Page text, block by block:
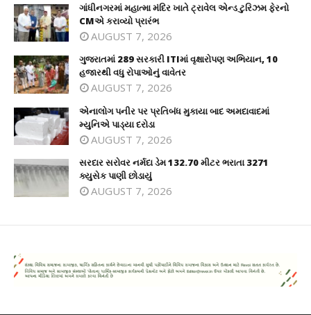
ગાંધીનગરમાં મહાત્મા મંદિર ખાતે ટ્રાવેલ એન્ડ ટુરિઝમ ફેરનો
CMએ કરાવ્યો પ્રારંભ
AUGUST 7, 2026
ગુજરાતમાં 289 સરકારી ITIમાં વૃક્ષારોપણ અભિયાન, 10
હજારથી વધુ રોપાઓનું વાવેતર
AUGUST 7, 2026
એનાલોગ પનીર પર પ્રતિબંધ મુકાયા બાદ અમદાવાદમાં
મ્યુનિએ પાડ્યા દરોડા
AUGUST 7, 2026
સરદાર સરોવર નર્મદા ડેમ 132.70 મીટર ભરાતા 3271
ક્યુસેક પાણી છોડાયું
AUGUST 7, 2026